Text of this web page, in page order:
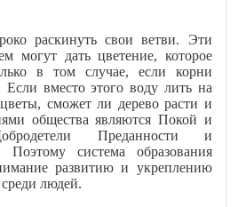
раскинуть свои ветви. Эти
могут дать цветение, которое
в том случае, если корни
Если вместо этого воду лить на
сможет ли дерево расти и
общества являются Покой и
Преданности и
Поэтому система образования
развитию и укреплению
людей.